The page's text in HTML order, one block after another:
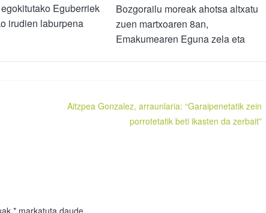
Eguberriek
irudien laburpena
Bozgorailu moreak ahotsa altxatu
zuen martxoaren 8an,
Emakumearen Eguna zela eta
Aitzpea Gonzalez, arraunlaria: “Garaipenetatik zein
porrotetatik beti ikasten da zerbait”
* markatuta daude